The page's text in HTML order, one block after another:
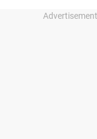
Advertisement